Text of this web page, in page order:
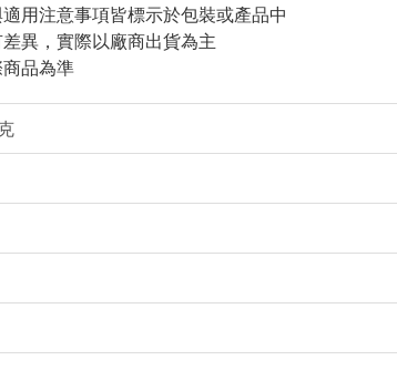
用注意事項皆標示於包裝或產品中
異，實際以廠商出貨為主
品為準